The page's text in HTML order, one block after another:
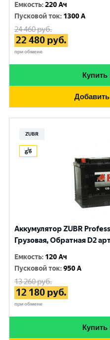
Емкость:220 Ач
Пусковой ток: 1300 A
24 460руб.
22 480 руб.
при обмене
Купить
ZUBR
Аккумулятор ZUBR
Грузовая, Обратная D2
Емкость: 120 Ач
Пусковой ток:950 A
13 260руб.
12 180 руб.
при обмене
Купить